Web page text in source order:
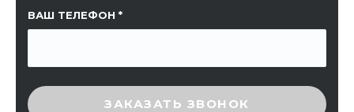
ВАШ ТЕЛЕФОН
ВВЕДИТЕ ПРОВЕРОЧНЫЙ КОД
ЗАКАЗАТЬ ЗВОНОК